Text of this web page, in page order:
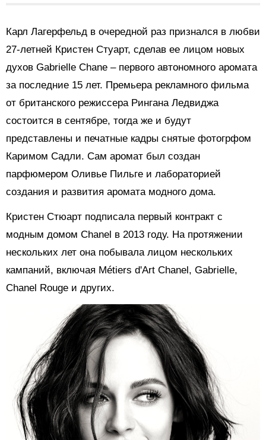
Карл Лагерфельд в очередной раз признался в любви
27-летней Кристен Стуарт, сделав ее лицом новых
духов Gabrielle Chane – первого автономного аромата
за последние 15 лет. Премьера рекламного фильма
от британского режиссера Рингана Ледвиджа
состоится в сентябре, тогда же и будут
представлены и печатные кадры снятые фотогрфом
Каримом Садли. Сам аромат был создан
парфюмером Оливье Пильге и лабораторией
создания и развития аромата модного дома.
Кристен Стюарт подписала первый контракт с
модным домом Chanel в 2013 году. На протяжении
нескольких лет она побывала лицом нескольких
кампаний, включая Métiers d'Art Chanel, Gabrielle,
Chanel Rouge и других.